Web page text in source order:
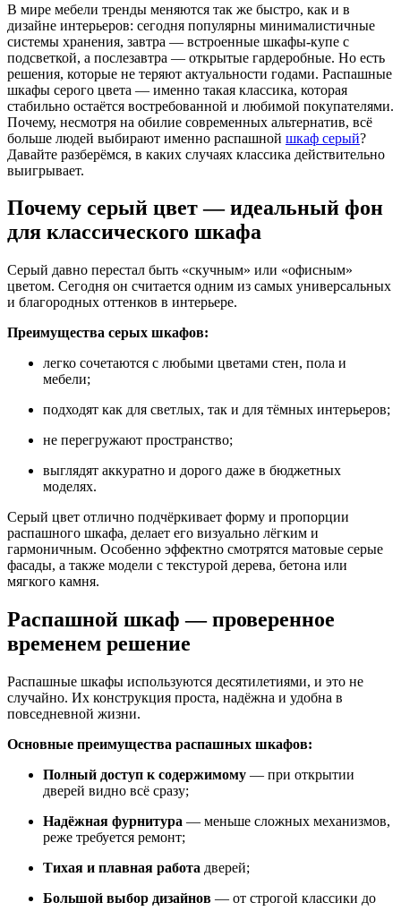
В мире мебели тренды меняются так же быстро, как и в
дизайне интерьеров: сегодня популярны минималистичные
системы хранения, завтра — встроенные шкафы-купе с
подсветкой, а послезавтра — открытые гардеробные. Но есть
решения, которые не теряют актуальности годами. Распашные
шкафы серого цвета — именно такая классика, которая
стабильно остаётся востребованной и любимой покупателями.
Почему, несмотря на обилие современных альтернатив, всё
больше людей выбирают именно распашной шкаф серый?
Давайте разберёмся, в каких случаях классика действительно
выигрывает.
Почему серый цвет — идеальный фон
для классического шкафа
Серый давно перестал быть «скучным» или «офисным»
цветом. Сегодня он считается одним из самых универсальных
и благородных оттенков в интерьере.
Преимущества серых шкафов:
легко сочетаются с любыми цветами стен, пола и
мебели;
подходят как для светлых, так и для тёмных интерьеров;
не перегружают пространство;
выглядят аккуратно и дорого даже в бюджетных
моделях.
Серый цвет отлично подчёркивает форму и пропорции
распашного шкафа, делает его визуально лёгким и
гармоничным. Особенно эффектно смотрятся матовые серые
фасады, а также модели с текстурой дерева, бетона или
мягкого камня.
Распашной шкаф — проверенное
временем решение
Распашные шкафы используются десятилетиями, и это не
случайно. Их конструкция проста, надёжна и удобна в
повседневной жизни.
Основные преимущества распашных шкафов:
Полный доступ к содержимому — при открытии
дверей видно всё сразу;
Надёжная фурнитура — меньше сложных механизмов,
реже требуется ремонт;
Тихая и плавная работа дверей;
Большой выбор дизайнов — от строгой классики до